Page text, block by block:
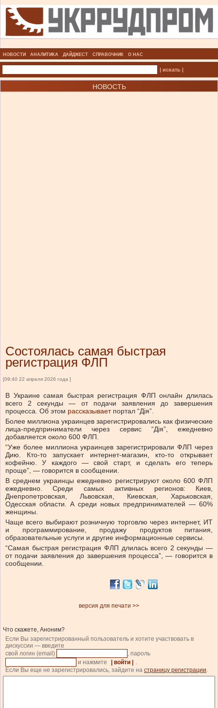
НОВОСТИ АНАЛИТИКА ДАЙДЖЕСТ СПРАВОЧНИК О НАС
| искать |
НОВОСТЬ
Состоялась самая быстрая
регистрация ФЛП
[09:40 22 апреля 2026 года ]
В Украине самая быстрая регистрация ФЛП онлайн длилась
всего 2 секунды — от подачи заявления до завершения
процесса. Об этом рассказывает портал “Дія”.
Более миллиона украинцев зарегистрировались как физические
лица-предприниматели через сервис “Дія”, ежедневно
добавляется около 600 ФЛП.
“Уже более миллиона украинцев зарегистрировали ФЛП через
Дию. Кто-то запускает интернет-магазин, кто-то открывает
кофейню. У каждого — свой старт, и сделать его теперь
проще”, — говорится в сообщении.
В среднем украинцы ежедневно регистрируют около 600 ФЛП
ежедневно. Среди самых активных регионов: Киев,
Днепропетровская, Львовская, Киевская, Харьковская,
Одесская области. А среди новых предпринимателей — 60%
женщины.
Чаще всего выбирают розничную торговлю через интернет, ИТ
и программирование, продажу продуктов питания,
образовательные услуги и другие информационные сервисы.
“Самая быстрая регистрация ФЛП длилась всего 2 секунды —
от подачи заявления до завершения процесса”, — говорится в
сообщении.
версия для печати >>
Что скажете, Аноним?
Если Вы зарегистрированный пользователь и хотите участвовать в
дискуссии — введите
свой логин (email)
, пароль
и нажмите
| войти |
.
Если Вы еще не зарегистрировались, зайдите на страницу регистрации.